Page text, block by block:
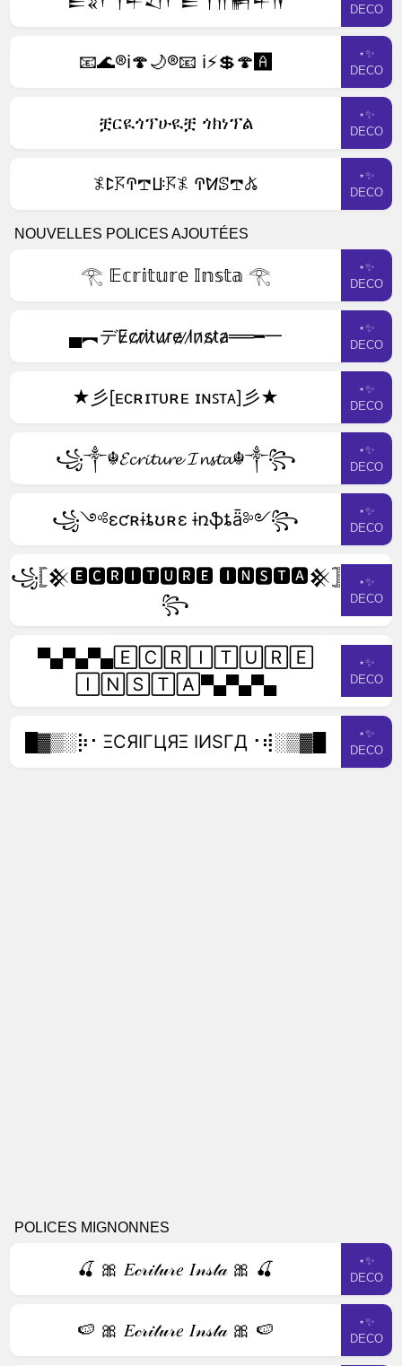
DECO
📧🌊®️ℹ️🍄🌙®️📧 ℹ️⚡️💲🍄🅰️
⋆✨
DECO
ቿርዪጎፕሁዪቿ ጎክነፕል
⋆✨
DECO
𖤟ꛕ𖦪ꛈ𖢧ꚶ𖦪𖤟 ꛈꛘꕷ𖢧𖤬
⋆✨
DECO
NOUVELLES POLICES AJOUTÉES
𓂀 𝔼𝕔𝕣𝕚𝕥𝕦𝕣𝕖 𝕀𝕟𝕤𝕥𝕒 𓂀
⋆✨
DECO
▄︻デE̷c̷r̷i̷t̷u̷r̷e̷ ̷I̷n̷s̷t̷a̷══━一
⋆✨
DECO
★彡[ᴇᴄʀɪᴛᴜʀᴇ ɪɴꜱᴛᴀ]彡★
⋆✨
DECO
꧁༒☬𝓔𝓬𝓻𝓲𝓽𝓾𝓻𝓮 𝓘𝓷𝓼𝓽𝓪☬༒꧂
⋆✨
DECO
꧁༺ɛƈʀɨȶʊʀɛ ɨռֆȶǟ༻꧂
⋆✨
DECO
꧁𓊈𒆜🅴🅲🆁🅸🆃🆄🆁🅴 🅸🅽🆂🆃🅰𒆜𓊉
꧂
⋆✨
DECO
▀▄▀▄▀▄🄴🄲🅁🄸🅃🅄🅁🄴
🄸🄽🅂🅃🄰▀▄▀▄▀▄
⋆✨
DECO
█▓▒­░⡷⠂ΞCЯIΓЦЯΞ IИSΓД⠐⢾░▒▓█
⋆✨
DECO
POLICES MIGNONNES
🍒 🎀 𝐸𝒸𝓇𝒾𝓉𝓊𝓇𝑒 𝐼𝓃𝓈𝓉𝒶 🎀 🍒
⋆✨
DECO
🍉 🎀 𝐸𝒸𝓇𝒾𝓉𝓊𝓇𝑒 𝐼𝓃𝓈𝓉𝒶 🎀 🍉
⋆✨
DECO